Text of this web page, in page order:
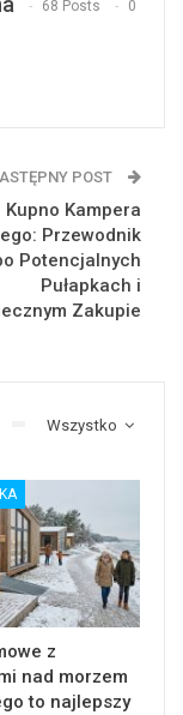
68 Posts 0
POST
Kupno Kampera
Przewodnik
Potencjalnych
Pułapkach i
Zakupie
Wszystko
z
nad morzem
to najlepszy